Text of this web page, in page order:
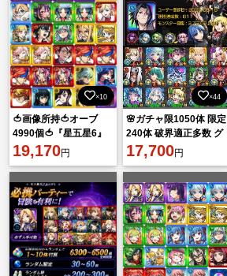
×10
🍅画像所持🍅オーブ
4990個🍅『星五星6』
のキャラクター220体
以上🍅🍅🍅🍅🍅🍅
19,170円
×44
🌸ガチャ限1050体 限定
240体 破界適正多数 グ
ラン&ゼーレ運極 コラ
ボパック13種🌸
17,700円